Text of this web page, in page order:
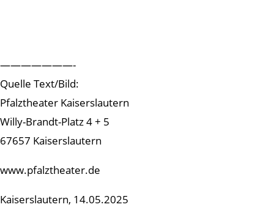
———————-
Quelle Text/Bild:
Pfalztheater Kaiserslautern
Willy-Brandt-Platz 4 + 5
67657 Kaiserslautern
www.pfalztheater.de
Kaiserslautern, 14.05.2025